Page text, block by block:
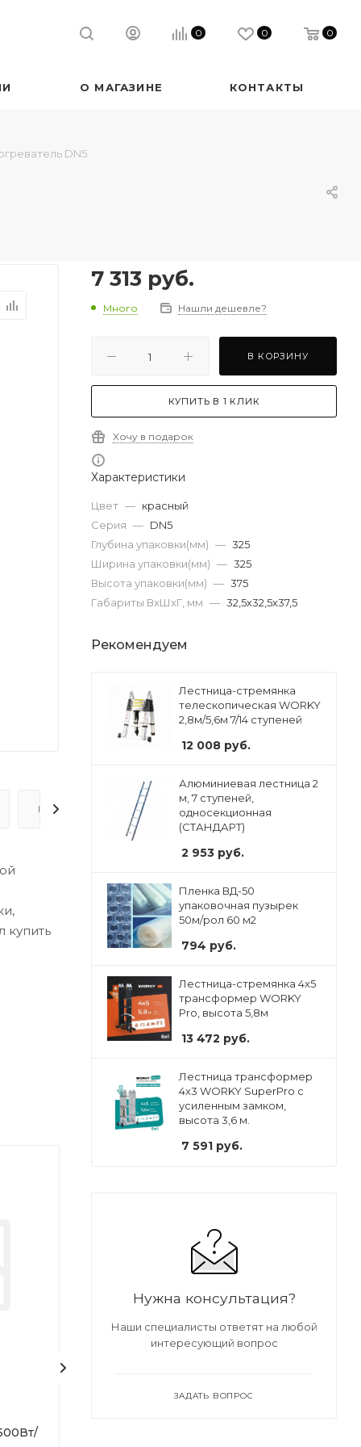
0 0 0
О МАГАЗИНЕ КОНТАКТЫ
DN5
ВОПРОС-ОТВЕТ
купить
7 313 руб.
Много Нашли дешевле?
В КОРЗИНУ
КУПИТЬ В 1 КЛИК
Хочу в подарок
Характеристики
Цвет — красный
Серия — DN5
Глубина упаковки(мм) — 325
Ширина упаковки(мм) — 325
Высота упаковки(мм) — 375
Габариты ВхШхГ, мм — 32,5х32,5х37,5
Рекомендуем
Лестница-стремянка
телескопическая WORKY
2,8м/5,6м 7/14 ступеней
12 008 руб.
Алюминиевая лестница 2
м, 7 ступеней,
односекционная
(СТАНДАРТ)
2 953 руб.
Пленка ВД-50
упаковочная пузырек
50м/рол 60 м2
794 руб.
Лестница-стремянка 4x5
трансформер WORKY
Pro, высота 5,8м
13 472 руб.
Лестница трансформер
4х3 WORKY SuperPro с
усиленным замком,
высота 3,6 м.
7 591 руб.
Нужна консультация?
Наши специалисты ответят на любой
интересующий вопрос
ЗАДАТЬ ВОПРОС